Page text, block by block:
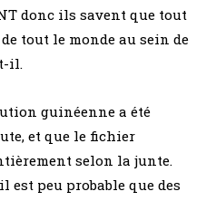
donc ils savent que tout
tout le monde au sein de
il.
guinéenne a été
et que le fichier
selon la junte.
est peu probable que des